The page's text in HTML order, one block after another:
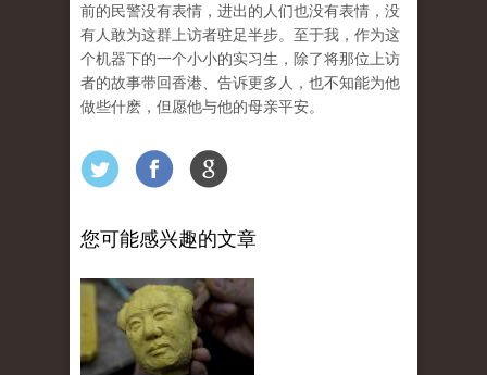
前的民警没有表情，进出的人们也没有表情，没
有人敢为这群上访者驻足半步。至于我，作为这
个机器下的一个小小的实习生，除了将那位上访
者的故事带回香港、告诉更多人，也不知能为他
做些什麽，但愿他与他的母亲平安。
您可能感兴趣的文章